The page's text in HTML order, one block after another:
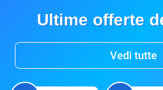
Ultime offerte
Vedi tutte